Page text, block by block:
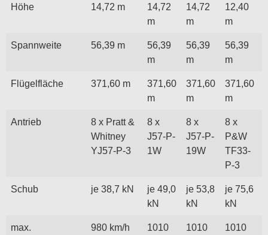
Höhe 14,72 m
14,72
m
14,72
m
12,40
m
Spannweite 56,39 m
56,39
m
56,39
m
56,39
m
Flügelfläche 371,60 m
371,60
m
371,60
m
371,60
m
Antrieb
8 x Pratt &
Whitney
YJ57-P-3
8 x
J57-P-
1W
8 x
J57-P-
19W
8 x
P&W
TF33-
P-3
Schub je 38,7 kN
je 49,0
kN
je 53,8
kN
je 75,6
kN
max.
980 km/h
1010
1010
1010